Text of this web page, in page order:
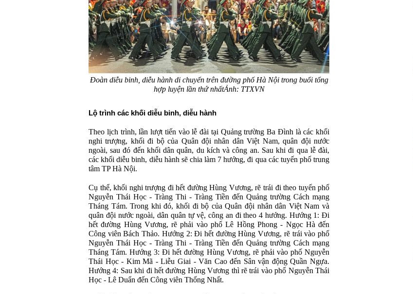
Đoàn diễu binh, diễu hành di chuyển trên đường phố Hà Nội trong buổi tổng
hợp luyện lần thứ nhấtẢnh: TTXVN
Lộ trình các khối diễu binh, diễu hành
Theo lịch trình, lần lượt tiến vào lễ đài tại Quảng trường Ba Đình là các khối
nghi trượng, khốiđi bộ của Quânđội nhân dân Việt Nam, quân đội nước
ngoài, sauđó đến khối dân quân, du kích và công an. Sau khiđi qua lễđài,
các khối diễu binh, diễu hành sẽ chia làm 7 hướng,đi qua các tuyến phố trung
tâm TP Hà Nội.
Cụ thể, khối nghi trượng đi hết đường Hùng Vương, rẽ trái đi theo tuyến phố
Nguyễn Thái Học - Tràng Thi - Tràng Tiền đến Quảng trường Cách mạng
Tháng Tám. Trong khiđó, khối đi bộ của Quânđội nhân dân Việt Nam và
quân đội nước ngoài, dân quân tự vệ, công an đi theo 4 hướng. Hướng 1: Đi
hếtđường Hùng Vương, rẽ phải vào phố Lê Hồng Phong - Ngọc Hàđến
Công viên Bách Thảo. Hướng 2:Đi hết đường Hùng Vương, rẽ trái vào phố
Nguyễn Thái Học - Tràng Thi - Tràng Tiền đến Quảng trường Cách mạng
Tháng Tám. Hướng 3:Đi hếtđường Hùng Vương, rẽ phải vào phố Nguyễn
Thái Học - Kim Mã - Liễu Giai - Văn Cao đến Sân vận động Quần Ngựa.
Hướng 4: Sau khi đi hếtđường Hùng Vương thì rẽ trái vào phố Nguyễn Thái
Học - Lê Duẩn đến Công viên Thống Nhất.